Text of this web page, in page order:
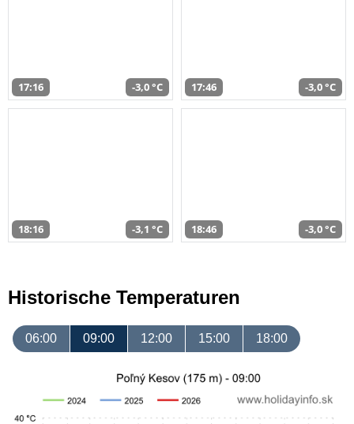
17:16 -3,0 °C 17:46 -3,0 °C
18:16 -3,1 °C 18:46 -3,0 °C
Historische Temperaturen
06:00 09:00 12:00 15:00 18:00